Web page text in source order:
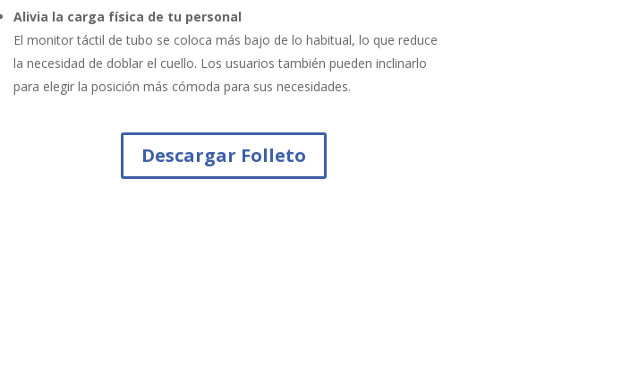
Alivia la carga física de tu personal
El monitor táctil de tubo se coloca más bajo de lo habitual, lo que reduce
la necesidad de doblar el cuello. Los usuarios también pueden inclinarlo
para elegir la posición más cómoda para sus necesidades.
Descargar Folleto